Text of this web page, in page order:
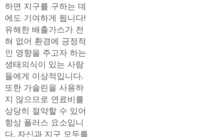
하면 지구를 구하는 데
에도 기여하게 됩니다!
유해한 배출가스가 전
혀 없어 환경에 긍정적
인 영향을 주고자 하는
생태의식이 있는 사람
들에게 이상적입니다.
또한 가솔린을 사용하
지 않으므로 연료비를
상당히 절약할 수 있어
항상 플러스 요소입니
다. 자신과 지구 모두를